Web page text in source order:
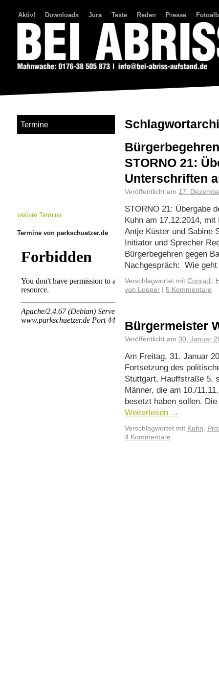
Aktiv! Downloads Jura Texte Reden Presse
STORNO 21:
Unterschriften
Veröffentlicht am 17.
STORNO 21: Übergabe
Kuhn am 17.12.2014,
Antje Küster und Sabine
Initiator und Sprecher
Bürgerbegehren gegen
Nachgespräch: Wie
Verschlagwortet mit Conradi,
von Loeper
5 Kommentare
Bürgermeister
Veröffentlicht am 30. Januar
Am Freitag, 31. Januar
Fortsetzung des
Stuttgart, Hauffstraße 5,
Männer, die am 10./
besetzt haben sollen.
Weiterlesen →
Verschlagwortet mit Kuhn,
4 Kommentare
Termine
weitere Termine
Termine von parkschuetzer.de